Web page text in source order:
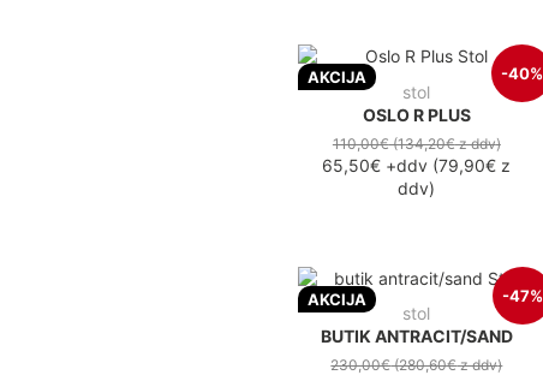
AKCIJA -40%
stol
OSLO R PLUS
110,00€(134,20€z ddv)
65,50€ +ddv (79,90€ z
ddv)
AKCIJA -47%
stol
BUTIK ANTRACIT/SAND
230,00€(280,60€z ddv)